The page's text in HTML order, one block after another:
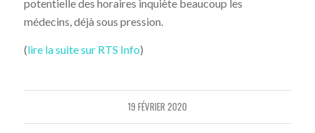
potentielle des horaires inquiète beaucoup les
médecins, déjà sous pression.
(lire la suite sur RTS Info)
19 FÉVRIER 2020